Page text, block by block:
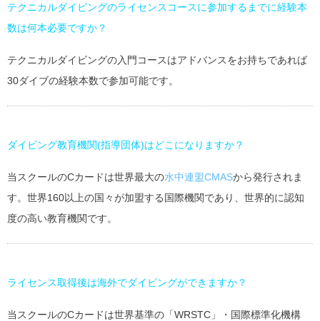
テクニカルダイビングのライセンスコースに参加するまでに経験本
数は何本必要ですか？
テクニカルダイビングの入門コースはアドバンスをお持ちであれば
30ダイブの経験本数で参加可能です。
ダイビング教育機関(指導団体)はどこになりますか？
当スクールのCカードは世界最大の水中連盟CMASから発行されま
す。世界160以上の国々が加盟する国際機関であり、世界的に認知
度の高い教育機関です。
ライセンス取得後は海外でダイビングができますか？
当スクールのCカードは世界基準の「WRSTC」・国際標準化機構